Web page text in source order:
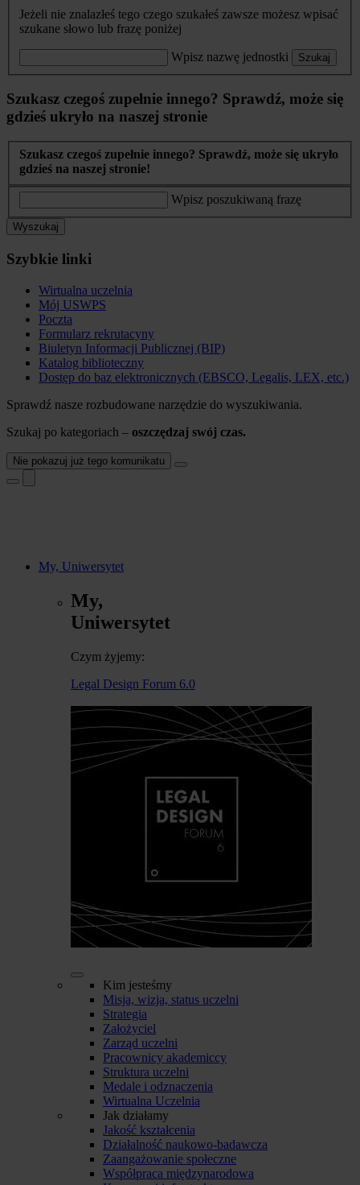
Jeżeli nie znalazłeś tego czego szukałeś zawsze możesz wpisać
szukane słowo lub frazę poniżej
Wpisz nazwę jednostki Szukaj
Szukasz czegoś zupełnie innego? Sprawdź, może się
gdzieś ukryło na naszej stronie
Szukasz czegoś zupełnie innego? Sprawdź, może się ukryło
gdzieś na naszej stronie!
Wpisz poszukiwaną frazę
Wyszukaj
Szybkie linki
Wirtualna uczelnia
Mój USWPS
Poczta
Formularz rekrutacyny
Biuletyn Informacji Publicznej (BIP)
Katalog biblioteczny
Dostęp do baz elektronicznych (EBSCO, Legalis, LEX, etc.)
Sprawdź nasze rozbudowane narzędzie do wyszukiwania.
Szukaj po kategoriach – oszczędzaj swój czas.
Nie pokazuj już tego komunikatu
My, Uniwersytet
My,
Uniwersytet
Czym żyjemy:
Legal Design Forum 6.0
Kim jesteśmy
Misja, wizja, status uczelni
Strategia
Założyciel
Zarząd uczelni
Pracownicy akademiccy
Struktura uczelni
Medale i odznaczenia
Wirtualna Uczelnia
Jak działamy
Jakość kształcenia
Działalność naukowo-badawcza
Zaangażowanie społeczne
Współpraca międzynarodowa